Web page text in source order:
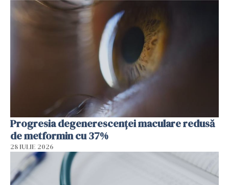
Progresia degenerescenței maculare redusă
de metformin cu 37%
28 IULIE 2026